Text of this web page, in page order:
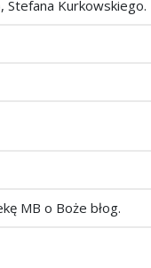
Stefana Kurkowskiego.
MB o Boże błog.